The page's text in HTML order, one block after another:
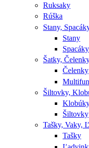
Ruksaky
Rúška
Stany,
Stany
Spacáky
Šatky,
Čelenky
Šiltovky,
Šiltovky
Tašky, Vaky,
Tašky